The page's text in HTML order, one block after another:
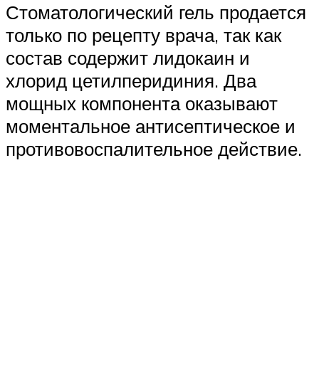
Стоматологический гель продается
только по рецепту врача, так как
состав содержит лидокаин и
хлорид цетилперидиния. Два
мощных компонента оказывают
моментальное антисептическое и
противовоспалительное действие.